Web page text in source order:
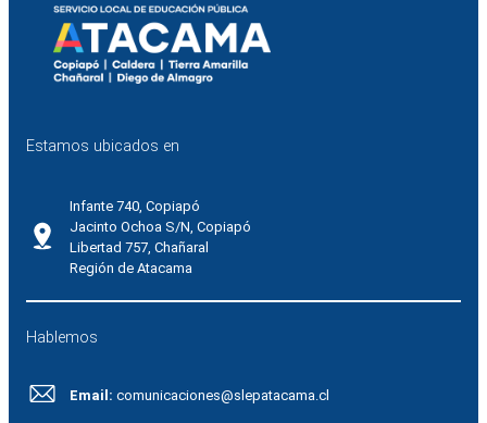
Estamos ubicados en
Infante 740, Copiapó
Jacinto Ochoa S/N, Copiapó
Libertad 757, Chañaral
Región de Atacama
Hablemos
Email: comunicaciones@slepatacama.cl